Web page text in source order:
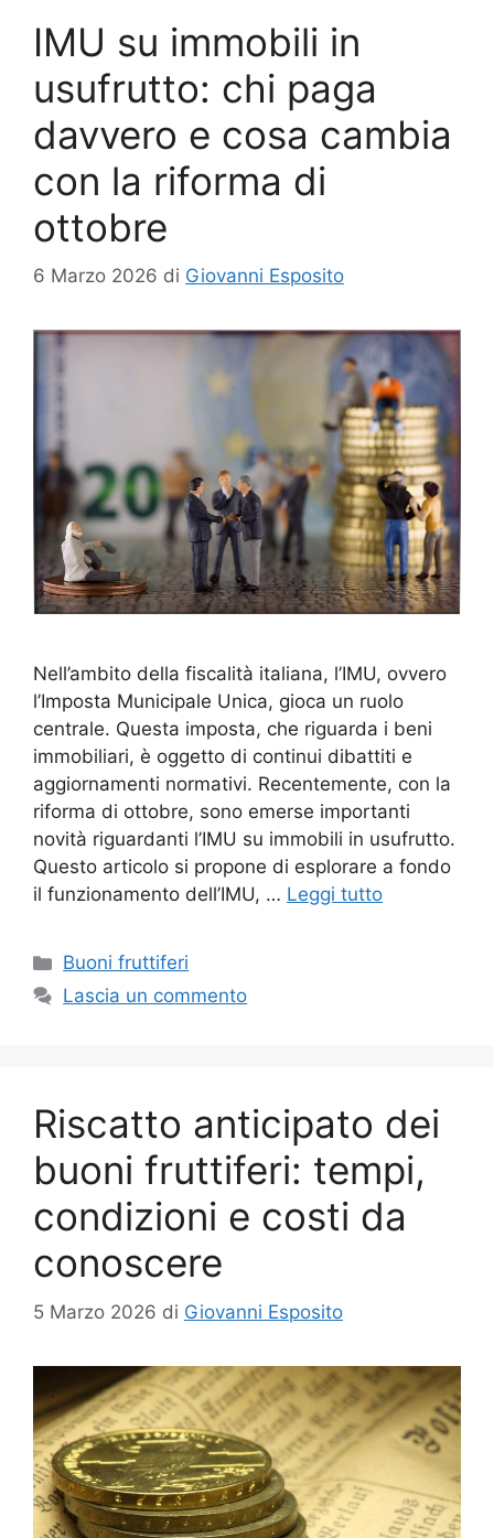
IMU su immobili in
usufrutto: chi paga
davvero e cosa cambia
con la riforma di
ottobre
6 Marzo 2026 di Giovanni Esposito
Nell’ambito della fiscalità italiana, l’IMU, ovvero
l’Imposta Municipale Unica, gioca un ruolo
centrale. Questa imposta, che riguarda i beni
immobiliari, è oggetto di continui dibattiti e
aggiornamenti normativi. Recentemente, con la
riforma di ottobre, sono emerse importanti
novità riguardanti l’IMU su immobili in usufrutto.
Questo articolo si propone di esplorare a fondo
il funzionamento dell’IMU, … Leggi tutto
Categorie
Buoni fruttiferi
Lascia un commento
Riscatto anticipato dei
buoni fruttiferi: tempi,
condizioni e costi da
conoscere
5 Marzo 2026 di Giovanni Esposito